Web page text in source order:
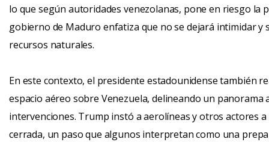
lo que según autoridades venezolanas, pone en riesgo la
gobierno de Maduro enfatiza que no se dejará intimidar y
recursos naturales.
En este contexto, el presidente estadounidense también
espacio aéreo sobre Venezuela, delineando un
intervenciones. Trump instó a aerolíneas y otros actores
cerrada, un paso que algunos interpretan como una